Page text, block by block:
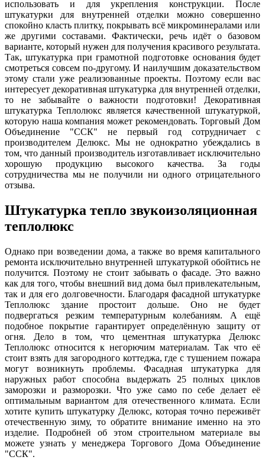
использовать и для укрепления конструкции. После
штукатурки для внутренней отделки можно совершенно
спокойно класть плитку, покрывать всё микроминералами или
же другими составами. Фактически, речь идёт о базовом
варианте, который нужен для получения красивого результата.
Так, штукатурка при грамотной подготовке основания будет
смотреться совсем по-другому. И наилучшим доказательством
этому стали уже реализованные проекты. Поэтому если вас
интересует декоративная штукатурка для внутренней отделки,
то не забывайте о важности подготовки! Декоративная
штукатурка Теплолюкс является качественной штукатуркой,
которую наша компания может рекомендовать. Торговый Дом
Объединение "ССК" не первый год сотрудничает с
производителем Делюкс. Мы не однократно убеждались в
том, что данный производитель изготавливает исключительно
хорошую продукцию высокого качества. За годы
сотрудничества мы не получили ни одного отрицательного
отзыва.
Штукатурка тепло звукоизоляционная
теплолюкс
Однако при возведении дома, а также во время капитального
ремонта исключительно внутренней штукатуркой обойтись не
получится. Поэтому не стоит забывать о фасаде. Это важно
как для того, чтобы внешний вид дома был привлекательным,
так и для его долговечности. Благодаря фасадной штукатурке
Теплолюкс здание простоит дольше. Оно не будет
подвергаться резким температурным колебаниям. А ещё
подобное покрытие гарантирует определённую защиту от
огня. Дело в том, что цементная штукатурка Делюкс
Теплолюкс относится к негорючим материалам. Так что её
стоит взять для загородного коттеджа, где с тушением пожара
могут возникнуть проблемы. Фасадная штукатурка для
наружных работ способна выдержать 25 полных циклов
заморозки и разморозки. Что уже само по себе делает её
оптимальным вариантом для отечественного климата. Если
хотите купить штукатурку Делюкс, которая точно переживёт
отечественную зиму, то обратите внимание именно на это
изделие. Подробней об этом строительном материале вы
можете узнать у менеджера Торгового Дома Объединение
"ССК".